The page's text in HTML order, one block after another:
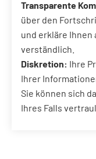
Transparente
über den
und erkläre
verständlich.
Diskretion: Ihre
Ihrer
Sie können sich
Ihres Falls